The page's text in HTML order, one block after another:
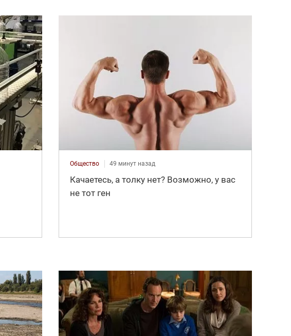
Общество 49 минут назад
Качаетесь, а толку нет? Возможно, у вас
не тот ген